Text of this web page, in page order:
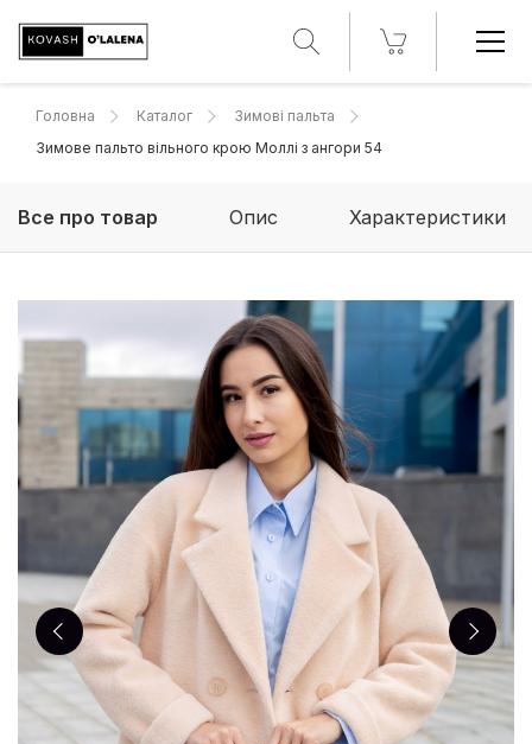
Головна Каталог
Зимові пальта
Зимове пальто вільного крою Моллі з ангори 54
Все про товар Опис Характеристики